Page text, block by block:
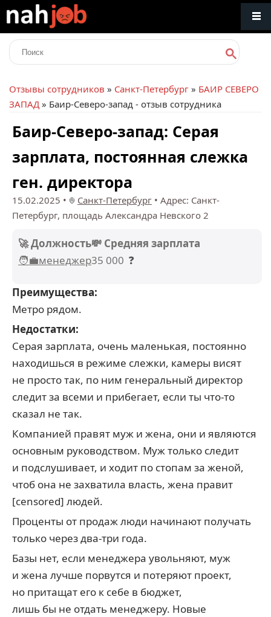
Отзывы сотрудников » Санкт-Петербург » БАИР СЕВЕРО
ЗАПАД » Баир-Северо-запад - отзыв сотрудника
Баир-Северо-запад: Серая
зарплата, постоянная слежка
ген. директора
15.02.2025 • Санкт-Петербург • Адрес: Санкт-
Петербург, площадь Александра Невского 2
🚀 Должность
🧑‍💼менеджер
💸 Средняя зарплата
35 000 ❓
Преимущества:
Метро рядом.
Недостатки:
Серая зарплата, очень маленькая, постоянно
находишься в режиме слежки, камеры висят
не просто так, по ним генеральный директор
следит за всеми и прибегает, если ты что-то
сказал не так.
Компанией правят муж и жена, они и являются
основным руководством. Муж только следит
и подслушивает, и ходит по стопам за женой,
чтоб она не захватила власть, жена правит
[censored] людей.
Проценты от продаж люди начинают получать
только через два-три года.
Базы нет, если менеджера увольняют, муж
и жена лучше порвутся и потеряют проект,
но притащат его к себе в бюджет,
лишь бы не отдать менеджеру. Новые